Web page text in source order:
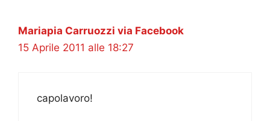
Mariapia Carruozzi via Facebook
15 Aprile 2011 alle 18:27
capolavoro!